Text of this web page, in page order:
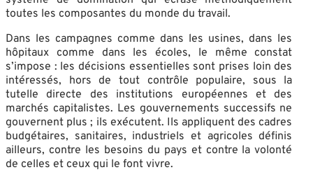
toutes les composantes du monde du travail.
Dans les campagnes comme dans les usines, dans les
hôpitaux comme dans les écoles, le même constat
s’impose : les décisions essentielles sont prises loin des
intéressés, hors de tout contrôle populaire, sous la
tutelle directe des institutions européennes et des
marchés capitalistes. Les gouvernements successifs ne
gouvernent plus ; ils exécutent. Ils appliquent des cadres
budgétaires, sanitaires, industriels et agricoles définis
ailleurs, contre les besoins du pays et contre la volonté
de celles et ceux qui le font vivre.